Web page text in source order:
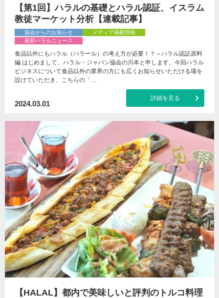
【第1回】ハラルの基礎とハラル認証、イスラム
教徒マーケット分析【連載記事】
協会からのお知らせ
メディア掲載情報
最新ハラルニュース
食品以外にもハラル（ハラール）の考え方が必要！？～ハラル認証原料
編 はじめまして、ハラル・ジャパン協会の川本と申します。今回ハラル
ビジネスについて食品以外の業界の方にも広くお知らせいただける場を
設けていただき、こちらの「…
2024.03.01
詳細を見る
【HALAL】都内で美味しいと評判のトルコ料理